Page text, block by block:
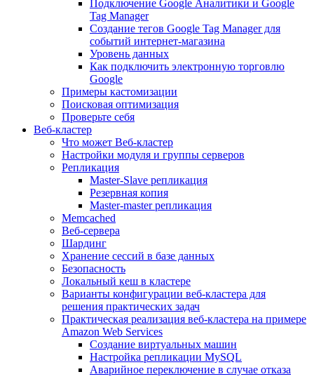
Подключение Google Аналитики и Google
Tag Manager
Создание тегов Google Tag Manager для
событий интернет-магазина
Уровень данных
Как подключить электронную торговлю
Google
Примеры кастомизации
Поисковая оптимизация
Проверьте себя
Веб-кластер
Что может Веб-кластер
Настройки модуля и группы серверов
Репликация
Master-Slave репликация
Резервная копия
Master-master репликация
Memcached
Веб-сервера
Шардинг
Хранение сессий в базе данных
Безопасность
Локальный кеш в кластере
Варианты конфигурации веб-кластера для
решения практических задач
Практическая реализация веб-кластера на примере
Amazon Web Services
Создание виртуальных машин
Настройка репликации MySQL
Аварийное переключение в случае отказа